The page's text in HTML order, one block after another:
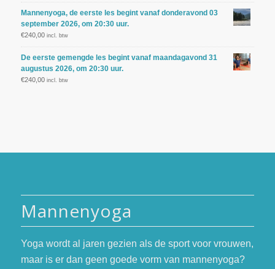
Mannenyoga, de eerste les begint vanaf donderavond 03
september 2026, om 20:30 uur.
€240,00 incl. btw
De eerste gemengde les begint vanaf maandagavond 31
augustus 2026, om 20:30 uur.
€240,00 incl. btw
Mannenyoga
Yoga wordt al jaren gezien als de sport voor vrouwen,
maar is er dan geen goede vorm van mannenyoga?